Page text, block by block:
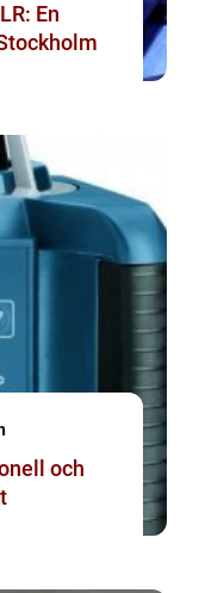
En
och